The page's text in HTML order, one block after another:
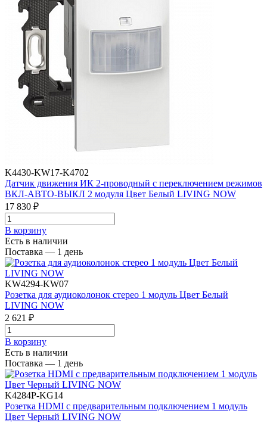
K4430-KW17-K4702
Датчик движения ИК 2-проводный с переключением режимов
ВКЛ-АВТО-ВЫКЛ 2 модуля Цвет Белый LIVING NOW
17 830 ₽
В корзинy
Есть в наличии
Поставка — 1 день
KW4294-KW07
Розетка для аудиоколонок стерео 1 модуль Цвет Белый
LIVING NOW
2 621 ₽
В корзинy
Есть в наличии
Поставка — 1 день
K4284P-KG14
Розетка HDMI с предварительным подключением 1 модуль
Цвет Черный LIVING NOW